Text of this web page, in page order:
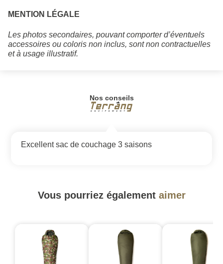
MENTION LÉGALE
Les photos secondaires, pouvant comporter d’éventuels
accessoires ou coloris non inclus, sont non contractuelles
et à usage illustratif.
Nos conseils
Excellent sac de couchage 3 saisons
Vous pourriez également aimer